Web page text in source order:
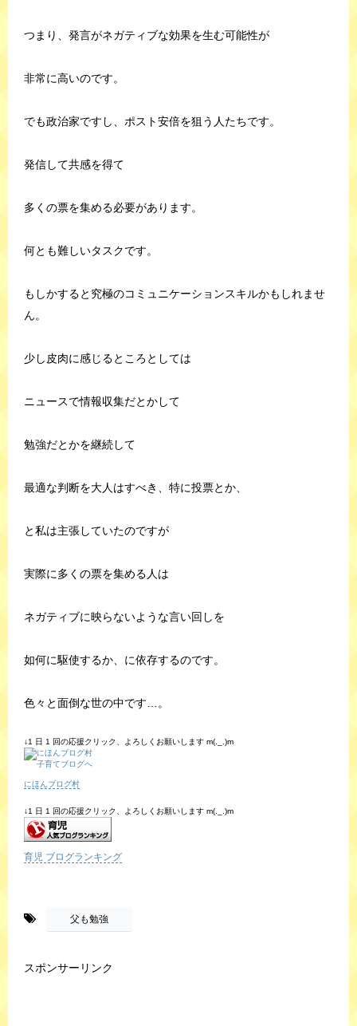
つまり、発言がネガティブな効果を生む可能性が
非常に高いのです。
でも政治家ですし、ポスト安倍を狙う人たちです。
発信して共感を得て
多くの票を集める必要があります。
何とも難しいタスクです。
もしかすると究極のコミュニケーションスキルかもしれませ
ん。
少し皮肉に感じるところとしては
ニュースで情報収集だとかして
勉強だとかを継続して
最適な判断を大人はすべき、特に投票とか、
と私は主張していたのですが
実際に多くの票を集める人は
ネガティブに映らないような言い回しを
如何に駆使するか、に依存するのです。
色々と面倒な世の中です…。
↓1 日 1 回の応援クリック、よろしくお願いします m(._.)m
にほんブログ村
↓1 日 1 回の応援クリック、よろしくお願いします m(._.)m
育児 ブログランキング
父も勉強
スポンサーリンク